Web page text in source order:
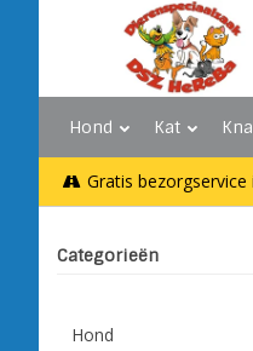
Hond Kat
Gratis
Categorieën
Hond